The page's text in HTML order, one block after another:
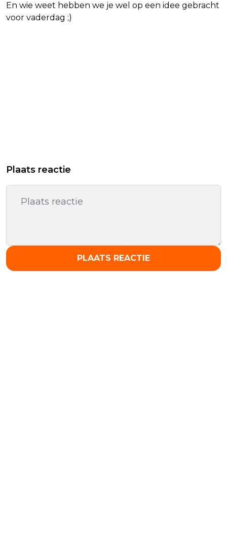
En wie weet hebben we je wel op een idee gebracht
voor vaderdag ;)
Plaats reactie
PLAATS REACTIE